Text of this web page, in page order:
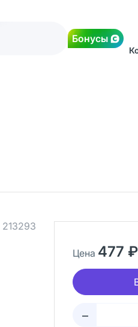
Бонусы
213293
Цена 477 ₽
–